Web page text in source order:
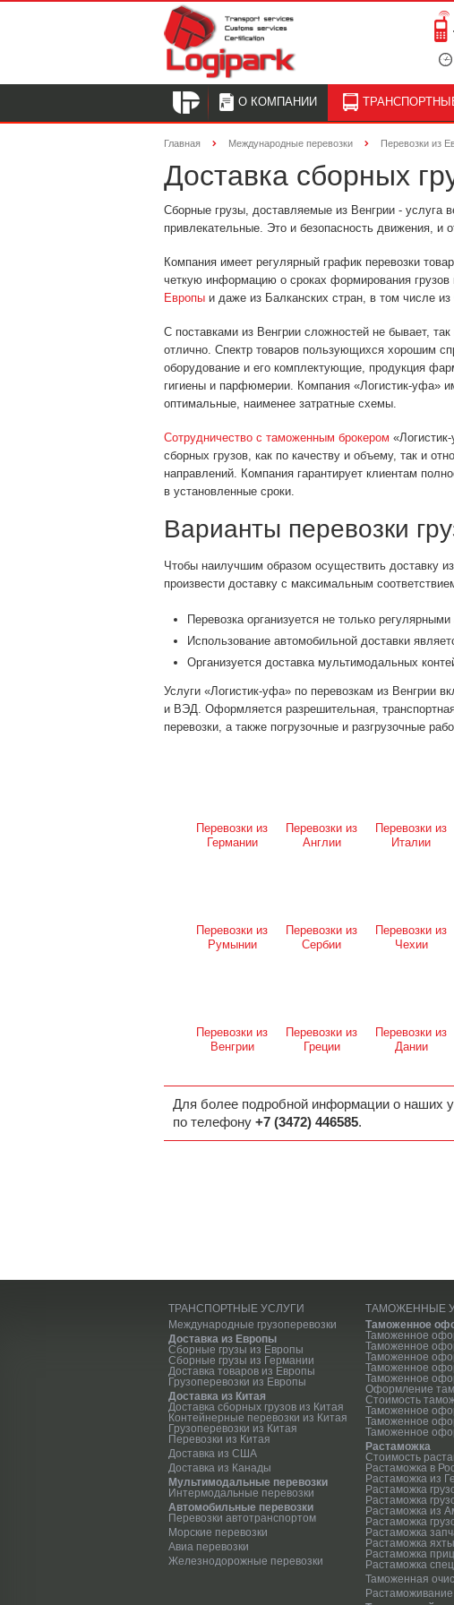
О КОМПАНИИ
Главная Международные перевозки Перевозки из
Доставка сборных
Сборные грузы, доставляемые из Венгрии - услуга
привлекательные. Это и безопасность движения,
Компания имеет регулярный график перевозки
четкую информацию о сроках формирования
Европы и даже из Балканских стран, в том числе из
С поставками из Венгрии сложностей не бывает,
отлично. Спектр товаров пользующихся хорошим
оборудование и его комплектующие, продукция
гигиены и парфюмерии. Компания «Логистик-уфа»
оптимальные, наименее затратные схемы.
Сотрудничество с таможенным брокером
сборных грузов, как по качеству и объему, так и
направлений. Компания гарантирует клиентам
в установленные сроки.
Варианты перевозки
Чтобы наилучшим образом осуществить доставку
произвести доставку с максимальным
Перевозка организуется не только
Использование автомобильной доставки
Организуется доставка мультимодальных
Услуги «Логистик-уфа» по перевозкам из Венгрии
и ВЭД. Оформляется разрешительная,
перевозки, а также погрузочные и разгрузочные
Перевозки из
Германии
Перевозки из
Англии
Перевозки из
Италии
Перевозки из
Румынии
Перевозки из
Сербии
Перевозки из
Чехии
Перевозки из
Венгрии
Перевозки из
Греции
Перевозки из
Дании
Для более подробной информации о наших
по телефону +7 (3472) 446585.
ТРАНСПОРТНЫЕ УСЛУГИ
Международные грузоперевозки
Доставка из Европы
Сборные грузы из Европы
Сборные грузы из Германии
Доставка товаров из Европы
Грузоперевозки из Европы
Доставка из Китая
Доставка сборных грузов из Китая
Контейнерные перевозки из Китая
Грузоперевозки из Китая
Перевозки из Китая
Доставка из США
Доставка из Канады
Мультимодальные перевозки
Интермодальные перевозки
Автомобильные перевозки
Перевозки автотранспортом
Морские перевозки
Авиа перевозки
Железнодорожные перевозки
ТАМОЖЕННЫЕ
Таможенное
Таможенное
Таможенное
Таможенное
Таможенное
Таможенное
Оформление
Стоимость
Таможенное
Таможенное
Таможенное
Растаможка
Стоимость
Растаможка в
Растаможка из
Растаможка
Растаможка
Растаможка из
Растаможка
Растаможка
Растаможка
Растаможка
Растаможка
Таможенная
Растаможивание